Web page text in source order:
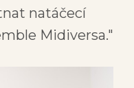
natáčecí
Midiversa."